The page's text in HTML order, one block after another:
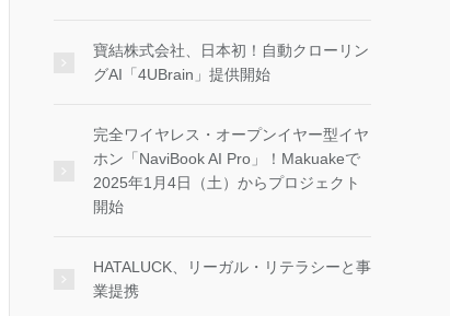
寶結株式会社、日本初！自動クローリン
グAI「4UBrain」提供開始
完全ワイヤレス・オープンイヤー型イヤ
ホン「NaviBook AI Pro」！Makuakeで
2025年1月4日（土）からプロジェクト
開始
HATALUCK、リーガル・リテラシーと事
業提携